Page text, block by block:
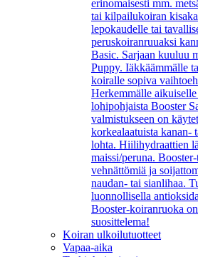
erinomaisesti mm.
tai kilpailukoiran
lepokaudelle tai
peruskoiranruuaksi
Basic. Sarjaan kuuluu
Puppy. Iäkkäämmälle
koiralle sopiva
Herkemmälle
lohipohjaista Booster
valmistukseen on
korkealaatuista kanan-
lohta. Hiilihydraattien
maissi/peruna.
vehnättömiä ja
naudan- tai sianlihaa.
luonnollisella
Booster-koiranruoka
suosittelema!
Koiran ulkoilutuotteet
Vapaa-aika